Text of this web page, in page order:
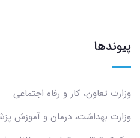
پیوندها
وزارت تعاون، کار و رفاه اجتماعی
وزارت بهداشت، درمان و آموزش